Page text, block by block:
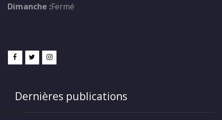
Dimanche :Fermé
Dernières publications